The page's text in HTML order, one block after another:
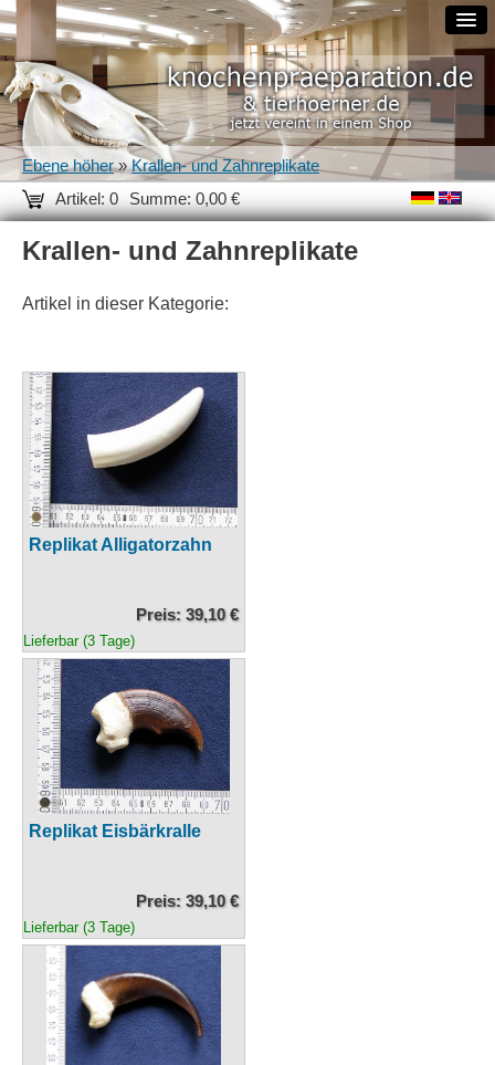
Artikel: 0 Summe: 0,00 €
Ebene höher»Krallen- und Zahnreplikate
Krallen- und Zahnreplikate
Artikel in dieser Kategorie:
Replikat Alligatorzahn
Preis: 39,10 €
Lieferbar (3 Tage)
Replikat Eisbärkralle
Preis: 39,10 €
Lieferbar (3 Tage)